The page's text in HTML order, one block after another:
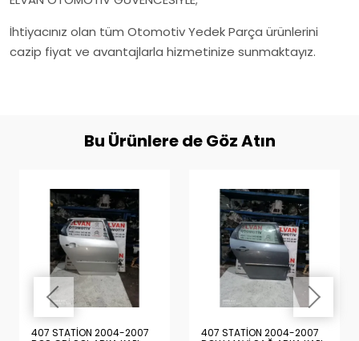
İhtiyacınız olan tüm Otomotiv Yedek Parça ürünlerini
cazip fiyat ve avantajlarla hizmetinize sunmaktayız.
Bu Ürünlere de Göz Atın
407 STATİON 2004-2007
407 STATİON 2004-2007